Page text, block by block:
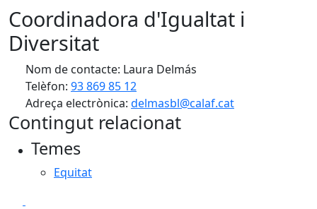
Coordinadora d'Igualtat i
Diversitat
Nom de contacte: Laura Delmás
Telèfon: 93 869 85 12
Adreça electrònica: delmasbl@calaf.cat
Contingut relacionat
Temes
Equitat